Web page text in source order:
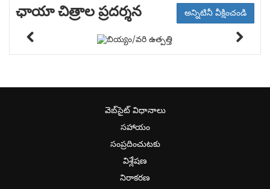
ఛాయా చిత్రాల ప్రదర్శన అన్నిటినీ వీక్షించండి
వెబ్‌సైట్ విధానాలు
సహాయం
సంప్రదించుటకు
విశ్లేషణ
నిరాకరణ